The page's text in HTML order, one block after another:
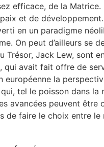
efficace, de la Matrice.
et de
en un paradigme
On peut d’ailleurs se
Trésor, Jack Lew, sont
qui avait fait offre de
la
tel le poisson dans
avancées peuvent
de faire le choix entre